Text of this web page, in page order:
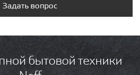
Задать вопрос
бытовой техники